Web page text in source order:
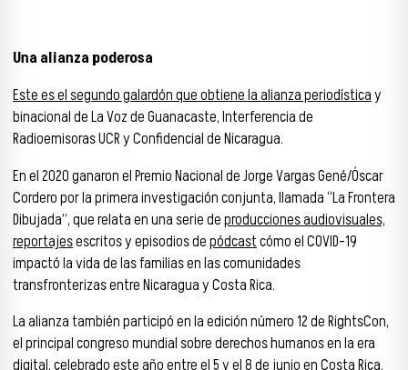
Una alianza poderosa
Este es el segundo galardón que obtiene la alianza periodísticay
binacional de La Voz de Guanacaste, Interferencia de
Radioemisoras UCR y Confidencial de Nicaragua.
En el 2020 ganaron el Premio Nacional de Jorge Vargas Gené/Óscar
Cordero por la primera investigación conjunta, llamada “La Frontera
Dibujada”, que relata en una serie deproducciones audiovisuales,
reportajesescritos y episodios depódcastcómo el COVID-19
impactó la vida de las familias en las comunidades
transfronterizas entre Nicaragua y Costa Rica.
La alianza también participó en la edición número 12 de RightsCon,
el principal congreso mundial sobre derechos humanos en la era